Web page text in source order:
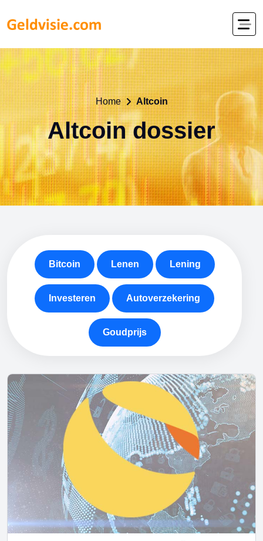
Home Altcoin
Altcoin dossier
Bitcoin Lenen Lening
Investeren Autoverzekering
Goudprijs